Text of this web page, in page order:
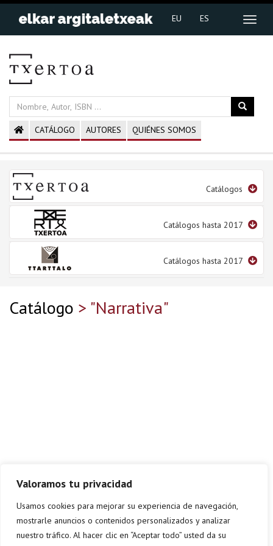
Valoramos tu privacidad
Usamos cookies para mejorar su experiencia de navegación,
mostrarle anuncios o contenidos personalizados y analizar
nuestro tráfico. Al hacer clic en “Aceptar todo” usted da su
EU ES
CATÁLOGO AUTORES QUIÉNES SOMOS
Catálogos
Catálogos hasta 2017
Catálogos hasta 2017
Catálogo > "Narrativa"